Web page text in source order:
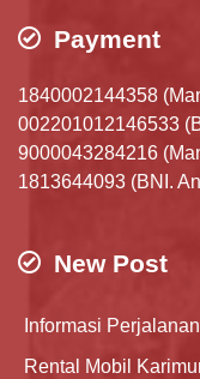
Payment
1840002144358
002201012146533
9000043284216
1813644093 (BNI.
New Post
Informasi
Rental Mobil